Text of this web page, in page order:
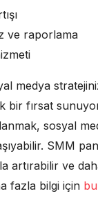
ve raporlama
medya
bir fırsat
sosyal
SMM
artırabilir ve
fazla bilgi için